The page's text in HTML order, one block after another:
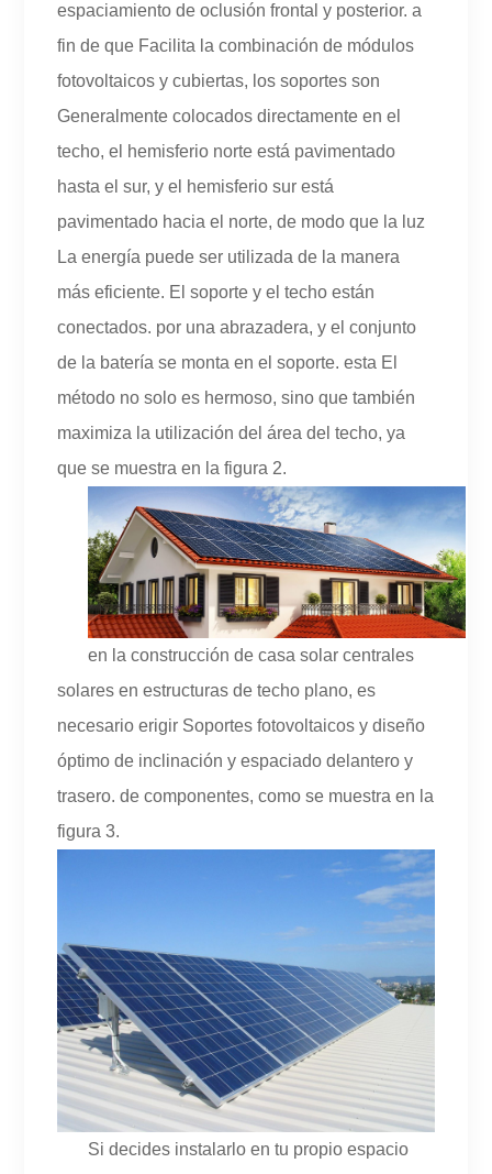
espaciamiento de oclusión frontal y posterior. a
fin de que Facilita la combinación de módulos
fotovoltaicos y cubiertas, los soportes son
Generalmente colocados directamente en el
techo, el hemisferio norte está pavimentado
hasta el sur, y el hemisferio sur está
pavimentado hacia el norte, de modo que la luz
La energía puede ser utilizada de la manera
más eficiente. El soporte y el techo están
conectados. por una abrazadera, y el conjunto
de la batería se monta en el soporte. esta El
método no solo es hermoso, sino que también
maximiza la utilización del área del techo, ya
que se muestra en la figura 2.
en la construcción de casa solar centrales
solares en estructuras de techo plano, es
necesario erigir Soportes fotovoltaicos y diseño
óptimo de inclinación y espaciado delantero y
trasero. de componentes, como se muestra en la
figura 3.
Si decides instalarlo en tu propio espacio